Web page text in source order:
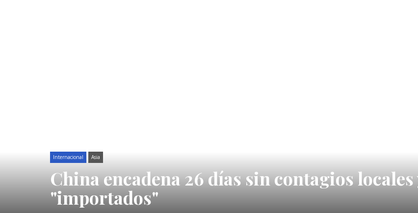
Internacional Asia
China encadena 26 días sin contagios locales
"importados"